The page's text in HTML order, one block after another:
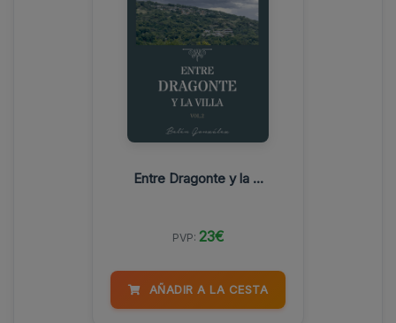
Entre Dragonte y la ...
PVP: 23€
AÑADIR A LA CESTA